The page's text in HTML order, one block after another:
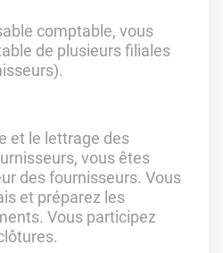
comptable, vous
de plusieurs filiales
et le lettrage des
vous êtes
des fournisseurs. Vous
et préparez les
Vous participez